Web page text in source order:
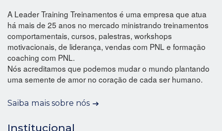
A Leader Training Treinamentos é uma empresa que atua
há mais de 25 anos no mercado ministrando treinamentos
comportamentais, cursos, palestras, workshops
motivacionais, de liderança, vendas com PNL e formação
coaching com PNL.
Nós acreditamos que podemos mudar o mundo plantando
uma semente de amor no coração de cada ser humano.
Saiba mais sobre nós
Institucional